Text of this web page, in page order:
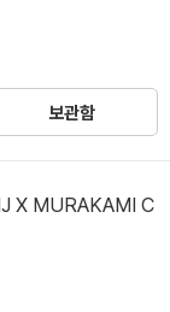
보관함
X MURAKAMI C